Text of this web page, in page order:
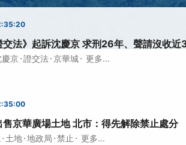
交法》起訴沈慶京 求刑26年、聲請沒收近
慶京·證交法·京華城· 更多...
京華廣場土地 北市：得先解除禁止處分
· 土地·地政局 ·禁止 · 更多...